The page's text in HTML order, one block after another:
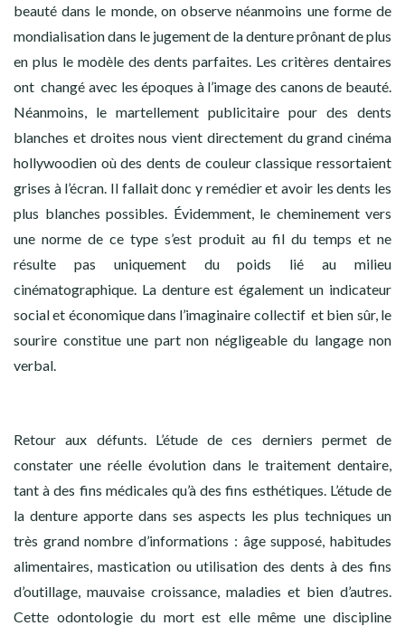
beauté dans le monde, on observe néanmoins une forme de
mondialisation dans le jugement de la denture prônant de plus
en plus le modèle des dents parfaites. Les critères dentaires
ont changé avec les époques à l’image des canons de beauté.
Néanmoins, le martellement publicitaire pour des dents
blanches et droites nous vient directement du grand cinéma
hollywoodien où des dents de couleur classique ressortaient
grises à l’écran. Il fallait donc y remédier et avoir les dents les
plus blanches possibles. Évidemment, le cheminement vers
une norme de ce type s’est produit au fil du temps et ne
résulte pas uniquement du poids lié au milieu
cinématographique. La denture est également un indicateur
social et économique dans l’imaginaire collectif et bien sûr, le
sourire constitue une part non négligeable du langage non
verbal.
Retour aux défunts. L’étude de ces derniers permet de
constater une réelle évolution dans le traitement dentaire,
tant à des fins médicales qu’à des fins esthétiques. L’étude de
la denture apporte dans ses aspects les plus techniques un
très grand nombre d’informations : âge supposé, habitudes
alimentaires, mastication ou utilisation des dents à des fins
d’outillage, mauvaise croissance, maladies et bien d’autres.
Cette odontologie du mort est elle même une discipline